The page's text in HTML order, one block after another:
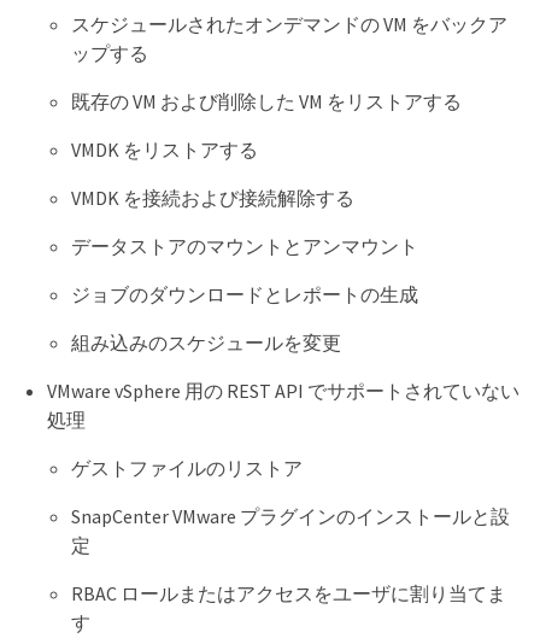
スケジュールされたオンデマンドの VM をバックア
ップする
既存の VM および削除した VM をリストアする
VMDK をリストアする
VMDK を接続および接続解除する
データストアのマウントとアンマウント
ジョブのダウンロードとレポートの生成
組み込みのスケジュールを変更
VMware vSphere 用の REST API でサポートされていない
処理
ゲストファイルのリストア
SnapCenter VMware プラグインのインストールと設
定
RBAC ロールまたはアクセスをユーザに割り当てま
す